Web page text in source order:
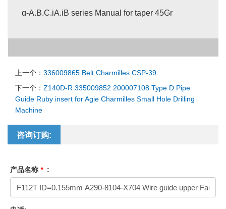
α-A.B.C.iA.iB series Manual for taper 45Gr
上一个： 336009865 Belt Charmilles CSP-39
下一个： Z140D-R 335009852 200007108 Type D Pipe
Guide Ruby insert for Agie Charmilles Small Hole Drilling
Machine
咨询订购:
产品名称 * :